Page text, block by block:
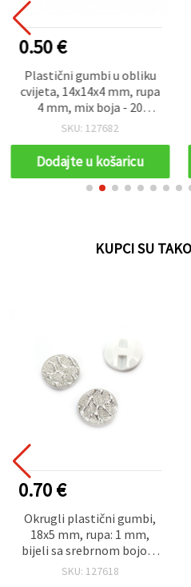
0.50 €
Plastični gumbi u obliku
cvijeta, 14x14x4 mm, rupa
4 mm, mix boja - 20
komada
SKU: 127682
Dodajte u košaricu
KUPCI SU
0.70 €
Okrugli plastični gumbi,
18x5 mm, rupa: 1 mm,
bijeli sa srebrnom bojom
– 10 komada
SKU: 127618